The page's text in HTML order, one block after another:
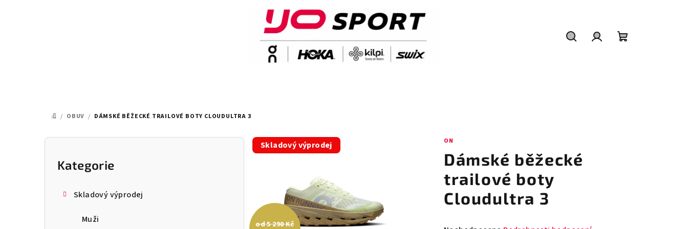
DOMŮ
/ OBUV / DÁMSKÉ BĚŽECKÉ TRAILOVÉ BOTY CLOUDULTRA 3
P
Přeskočit
kategorie
Kategorie
Skladový výprodej
Muži
ON
Dámské běžecké
trailové boty
Cloudultra 3
Skladový výprodej
od 5 290 Kč